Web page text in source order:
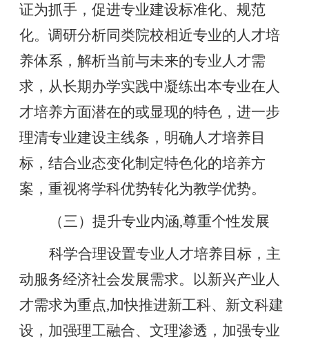
证为抓手，促进专业建设标准化、规范
化。调研分析同类院校相近专业的人才培
养体系，解析当前与未来的专业人才需
求，从长期办学实践中凝练出本专业在人
才培养方面潜在的或显现的特色，进一步
理清专业建设主线条，明确人才培养目
标，结合业态变化制定特色化的培养方
案，重视将学科优势转化为教学优势。
（三）提升专业内涵,尊重个性发展
科学合理设置专业人才培养目标，主
动服务经济社会发展需求。以新兴产业人
才需求为重点,加快推进新工科、新文科建
设，加强理工融合、文理渗透，加强专业